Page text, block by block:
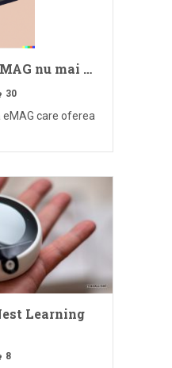
nu mai …
30
care oferea
Learning
8